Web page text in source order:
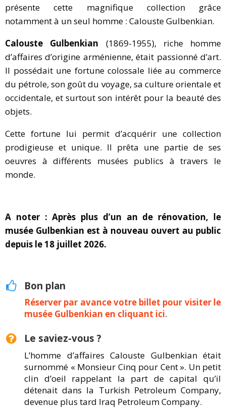
présente cette magnifique collection grâce
notamment à un seul homme : Calouste Gulbenkian.
Calouste Gulbenkian (1869-1955), riche homme
d’affaires d’origine arménienne, était passionné d’art.
Il possédait une fortune colossale liée au commerce
du pétrole, son goût du voyage, sa culture orientale et
occidentale, et surtout son intérêt pour la beauté des
objets.
Cette fortune lui permit d’acquérir une collection
prodigieuse et unique. Il prêta une partie de ses
oeuvres à différents musées publics à travers le
monde.
A noter : Après plus d’un an de rénovation, le
musée Gulbenkian est à nouveau ouvert au public
depuis le 18 juillet 2026.
Bon plan
Réserver par avance votre billet pour visiter le
musée Gulbenkian en cliquant ici.
Le saviez-vous ?
L’homme d’affaires Calouste Gulbenkian était
surnommé « Monsieur Cinq pour Cent ». Un petit
clin d’oeil rappelant la part de capital qu’il
détenait dans la Turkish Petroleum Company,
devenue plus tard Iraq Petroleum Company.